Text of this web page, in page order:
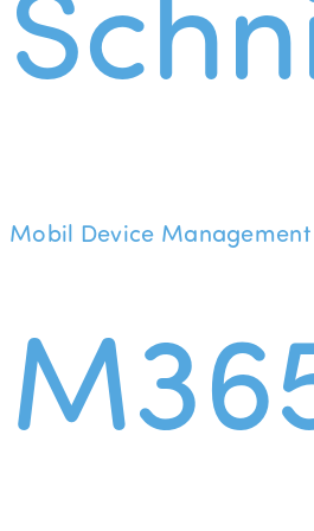
Mobil Device Management